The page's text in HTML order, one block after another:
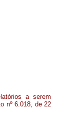
a serem
nº 6.018, de 22